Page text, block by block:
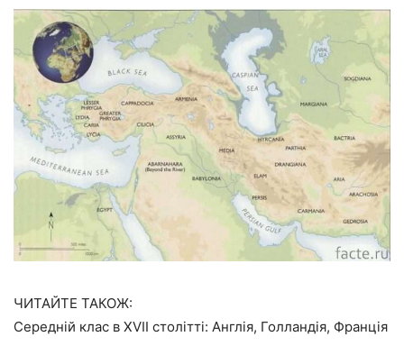
ЧИТАЙТЕ ТАКОЖ:
Середній клас в XVII столітті: Англія, Голландія, Франція